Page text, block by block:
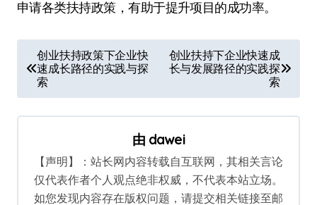
申请各类扶持政策，有助于提升项目的成功率。
章
导
航
创业扶持政策下企业快
速成长路径的实践与探
索
创业扶持下企业快速成
长与发展路径的实践探
索
由 dawei
【声明】：站长网内容转载自互联网，其相关言论
仅代表作者个人观点绝非权威，不代表本站立场。
如您发现内容存在版权问题，请提交相关链接至邮